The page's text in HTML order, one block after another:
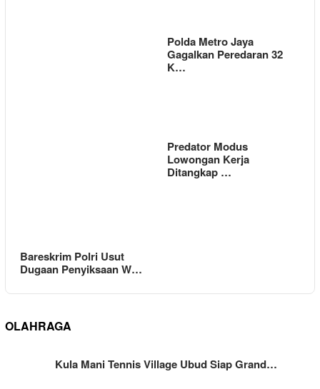
Polda Metro Jaya
Gagalkan Peredaran 32
K…
Bareskrim Polri Usut
Dugaan Penyiksaan W…
Predator Modus
Lowongan Kerja
Ditangkap …
OLAHRAGA
Kula Mani Tennis Village Ubud Siap Grand…